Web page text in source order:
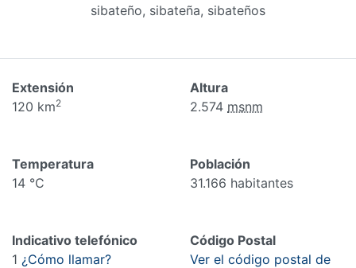
sibateño, sibateña, sibateños
Extensión
120 km2
Altura
2.574 msnm
Temperatura
14 °C
Población
31.166 habitantes
Indicativo telefónico
1 ¿Cómo llamar?
Código Postal
Ver el código postal de